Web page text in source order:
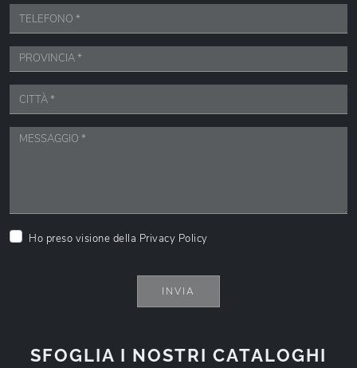
SFOGLIA I NOSTRI CATALOGHI
Ho preso visione della Privacy Policy
INVIA